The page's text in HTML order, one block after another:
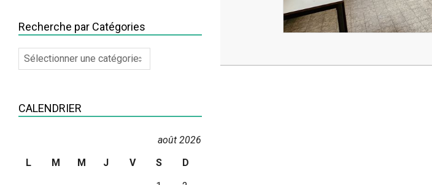
04-
Recherche par Catégories
Recherche
par
CALENDRIER
août 2026
L
M M J V S
D